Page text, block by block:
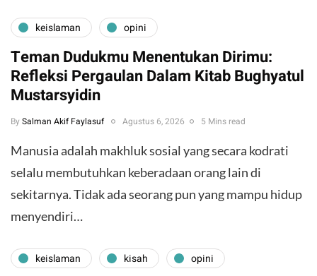
keislaman opini
Teman Dudukmu Menentukan Dirimu:
Refleksi Pergaulan Dalam Kitab Bughyatul
Mustarsyidin
By Salman Akif Faylasuf Agustus 6, 2026 5 Mins read
Manusia adalah makhluk sosial yang secara kodrati
selalu membutuhkan keberadaan orang lain di
sekitarnya. Tidak ada seorang pun yang mampu hidup
menyendiri…
keislaman kisah opini